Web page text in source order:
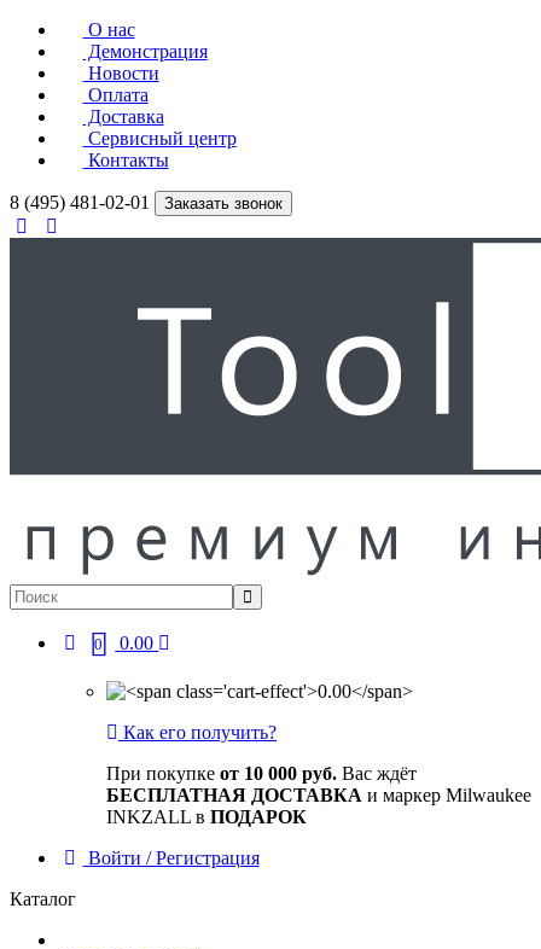
О нас
Демонстрация
Новости
Оплата
Доставка
Сервисный центр
Контакты
8 (495) 481-02-01 Заказать звонок
0 0.00
Как его получить?
При покупке от 10 000 руб. Вас ждёт
БЕСПЛАТНАЯ ДОСТАВКА и маркер Milwaukee
INKZALL в ПОДАРОК
Войти / Регистрация
Каталог